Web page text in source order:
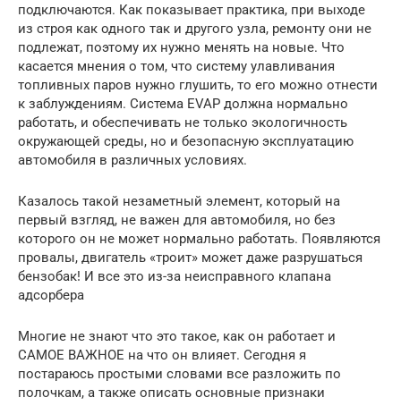
подключаются. Как показывает практика, при выходе
из строя как одного так и другого узла, ремонту они не
подлежат, поэтому их нужно менять на новые. Что
касается мнения о том, что систему улавливания
топливных паров нужно глушить, то его можно отнести
к заблуждениям. Система EVAP должна нормально
работать, и обеспечивать не только экологичность
окружающей среды, но и безопасную эксплуатацию
автомобиля в различных условиях.
Казалось такой незаметный элемент, который на
первый взгляд, не важен для автомобиля, но без
которого он не может нормально работать. Появляются
провалы, двигатель «троит» может даже разрушаться
бензобак! И все это из-за неисправного клапана
адсорбера
Многие не знают что это такое, как он работает и
САМОЕ ВАЖНОЕ на что он влияет. Сегодня я
постараюсь простыми словами все разложить по
полочкам, а также описать основные признаки